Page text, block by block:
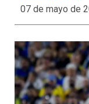
07 de mayo de